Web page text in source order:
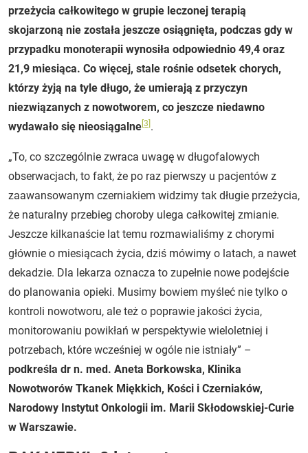
przeżycia całkowitego w grupie leczonej terapią
skojarzoną nie została jeszcze osiągnięta, podczas gdy w
przypadku monoterapii wynosiła odpowiednio 49,4 oraz
21,9 miesiąca. Co więcej, stale rośnie odsetek chorych,
którzy żyją na tyle długo, że umierają z przyczyn
niezwiązanych z nowotworem, co jeszcze niedawno
wydawało się nieosiągalne[3].
„To, co szczególnie zwraca uwagę w długofalowych
obserwacjach, to fakt, że po raz pierwszy u pacjentów z
zaawansowanym czerniakiem widzimy tak długie przeżycia,
że naturalny przebieg choroby ulega całkowitej zmianie.
Jeszcze kilkanaście lat temu rozmawialiśmy z chorymi
głównie o miesiącach życia, dziś mówimy o latach, a nawet
dekadzie. Dla lekarza oznacza to zupełnie nowe podejście
do planowania opieki. Musimy bowiem myśleć nie tylko o
kontroli nowotworu, ale też o poprawie jakości życia,
monitorowaniu powikłań w perspektywie wieloletniej i
potrzebach, które wcześniej w ogóle nie istniały” –
podkreśla dr n. med. Aneta Borkowska, Klinika
Nowotworów Tkanek Miękkich, Kości i Czerniaków,
Narodowy Instytut Onkologii im. Marii Skłodowskiej-Curie
w Warszawie.